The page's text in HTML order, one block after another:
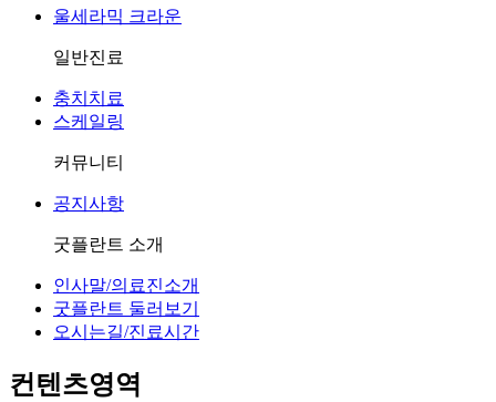
울세라믹 크라운
일반진료
충치치료
스케일링
커뮤니티
공지사항
굿플란트 소개
인사말/의료진소개
굿플란트 둘러보기
오시는길/진료시간
컨텐츠영역